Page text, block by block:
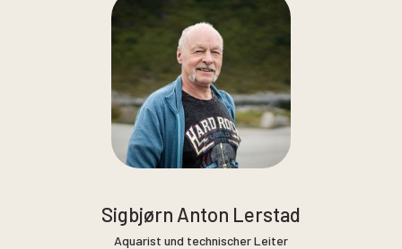
Sigbjørn Anton Lerstad
Aquarist und technischer Leiter